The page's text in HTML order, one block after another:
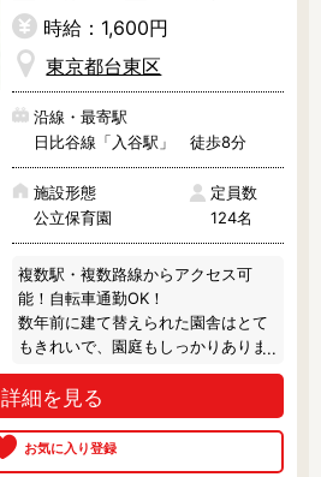
時給：1,600円
東京都台東区
沿線・最寄駅
日比谷線「入谷駅」 徒歩8分
施設形態
公立保育園
定員数
124名
複数駅・複数路線からアクセス可
能！自転車通勤OK！
数年前に建て替えられた園舎はとて
もきれいで、園庭もしっかりありま
す♪
上野駅や浅草駅といった大きな駅が
近く、お買い物にも◎
詳細を見る